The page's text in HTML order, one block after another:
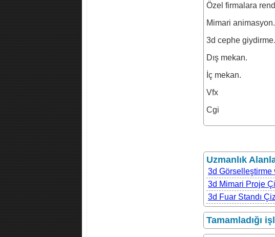
Özel firmalara
Mimari animasyon.
3d cephe giydirme.
Dış mekan.
İç mekan.
Vfx
Cgi
Uzmanlık
3d Görselleştirme
3d Mimari Proje
3d Fuar Standı
Tamamladığı